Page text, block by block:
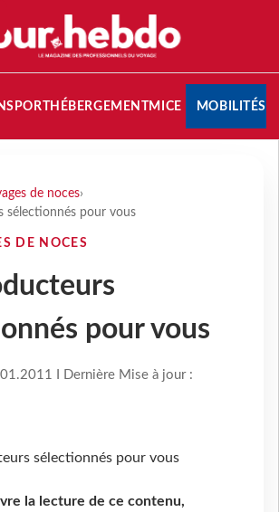
HÉBERGEMENTMICE MOBILITÉS
de noces›
sélectionnés pour vous
DE NOCES
pour vous
I Dernière Mise à jour :
la lecture de ce contenu,